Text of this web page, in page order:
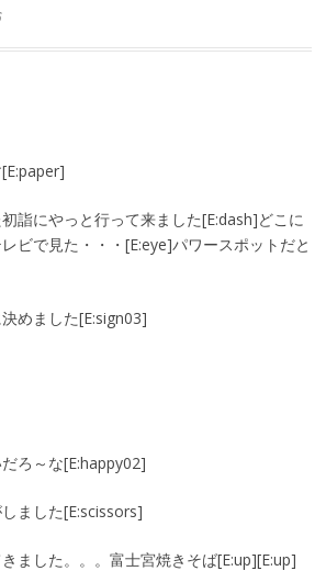
詣にやっと行って来ました[E:dash]どこに
ビで見た・・・[E:eye]パワースポットだと
めました[E:sign03]
ろ～な[E:happy02]
ました[E:scissors]
ました。。。富士宮焼きそば[E:up][E:up]